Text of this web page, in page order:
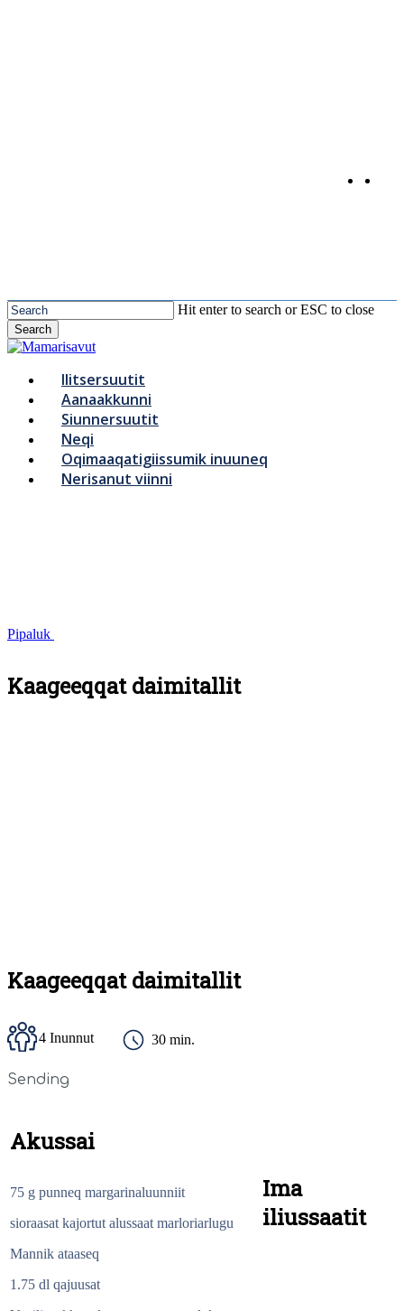
Hit enter to search or ESC to close
Search
Close
Menu
Ilitsersuutit
Aanaakkunni
Siunnersuutit
Neqi
Oqimaaqatigiissumik inuuneq
Nerisanut viinni
Pipaluk
Kaageeqqat daimitallit
Kaageeqqat daimitallit
4 Inunnut 30 min.
Sending
Akussai
75 g punneq margarinaluunniit
sioraasat kajortut alussaat marloriarlugu
Mannik ataaseq
1.75 dl qajuusat
Ima
iliussaatit